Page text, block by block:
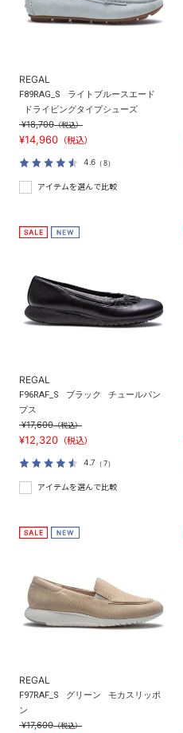
REGAL
F89RAG_S
ライトブルースエード
ドライビングタイプシューズ
¥18,700（税込）
¥14,960 （税込）
4.6 （8）
アイテムを選んで比較
REGAL
F96RAF_S ブラック
チュールパン
プス
¥17,600（税込）
¥12,320 （税込）
4.7 （7）
アイテムを選んで比較
REGAL
F97RAF_S グリーン
モカスリッポ
ン
¥17,600（税込）